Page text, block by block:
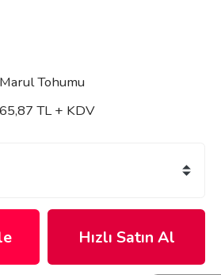
Marul Tohumu
65,87 TL + KDV
Hızlı Satın Al